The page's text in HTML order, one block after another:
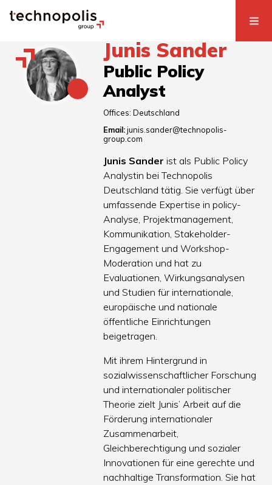
Junis Sander
Public Policy
Analyst
Offices:Deutschland
Email: junis.sander@technopolis-
group.com
Junis Sander ist als Public Policy
Analystin bei Technopolis
Deutschland tätig. Sie verfügt über
umfassende Expertise in policy-
Analyse, Projektmanagement,
Kommunikation, Stakeholder-
Engagement und Workshop-
Moderation und hat zu
Evaluationen, Wirkungsanalysen
und Studien für internationale,
europäische und nationale
öffentliche Einrichtungen
beigetragen.
Mit ihrem Hintergrund in
sozialwissenschaftlicher Forschung
und internationaler politischer
Theorie zielt Junis’ Arbeit auf die
Förderung internationaler
Zusammenarbeit,
Gleichberechtigung und sozialer
Innovationen für eine gerechte und
nachhaltige Transformation. Sie hat